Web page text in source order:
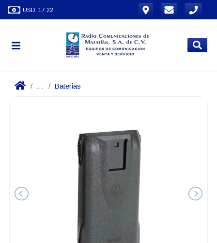
USD: 17.22
... Baterias